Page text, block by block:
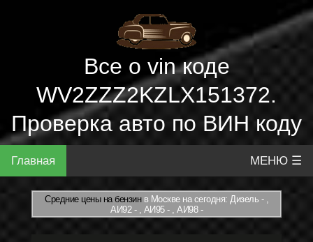
Все о vin коде
WV2ZZZ2KZLX151372.
Проверка авто по ВИН коду
Главная МЕНЮ ☰
Средние цены на бензинв Москве на сегодня: Дизель - ,
АИ92 - , АИ95 - , АИ98 -